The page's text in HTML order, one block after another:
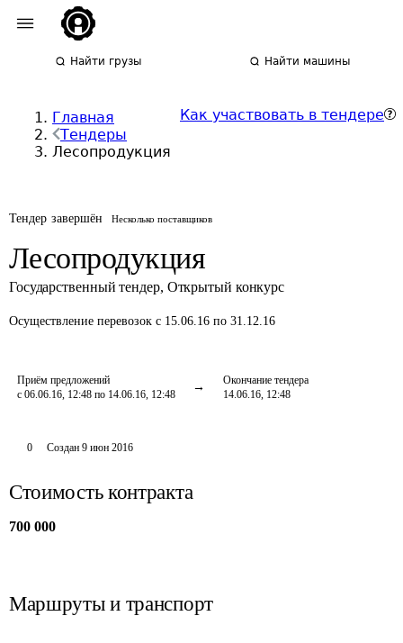
Найти грузы Найти машины
Главная
Тендеры
Лесопродукция
Как участвовать в тендере
Тендер завершён Несколько поставщиков
Лесопродукция
Государственный тендер, Открытый конкурс
Осуществление перевозок с 15.06.16 по 31.12.16
Приём предложений
с 06.06.16, 12:48 по 14.06.16, 12:48
Окончание тендера
14.06.16, 12:48
0 Создан 9 июн 2016
Стоимость контракта
700 000
Маршруты и транспорт